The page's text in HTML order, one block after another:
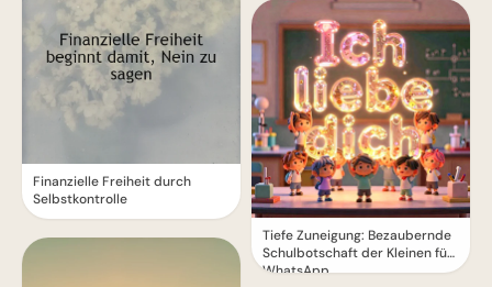
Finanzielle Freiheit durch
Selbstkontrolle
Tiefe Zuneigung: Bezaubernde
Schulbotschaft der Kleinen für
WhatsApp